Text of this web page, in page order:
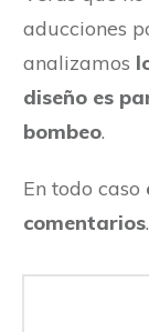
aducciones
analizamos
diseño es
bombeo.
En todo caso
comentarios.